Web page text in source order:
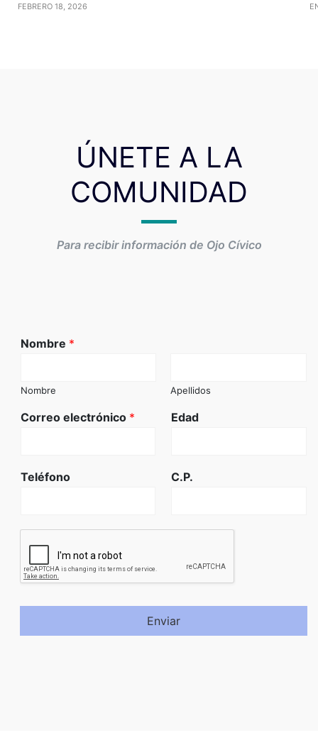
FEBRERO 18, 2026
ÚNETE A LA
COMUNIDAD
Para recibir información de Ojo Cívico
Nombre *
Nombre Apellidos
Correo electrónico * Edad
Teléfono C.P.
Enviar